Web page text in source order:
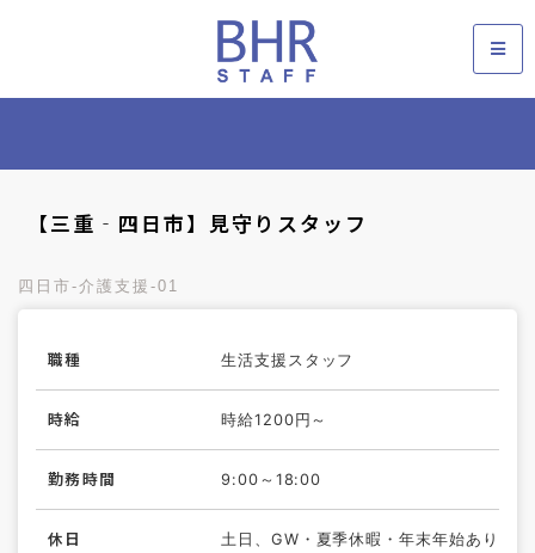
【三重‐四日市】見守りスタッフ
四日市‐介護支援‐01
職種 生活支援スタッフ
時給 時給1200円～
勤務時間 9:00～18:00
休日 土日、GW・夏季休暇・年末年始あり